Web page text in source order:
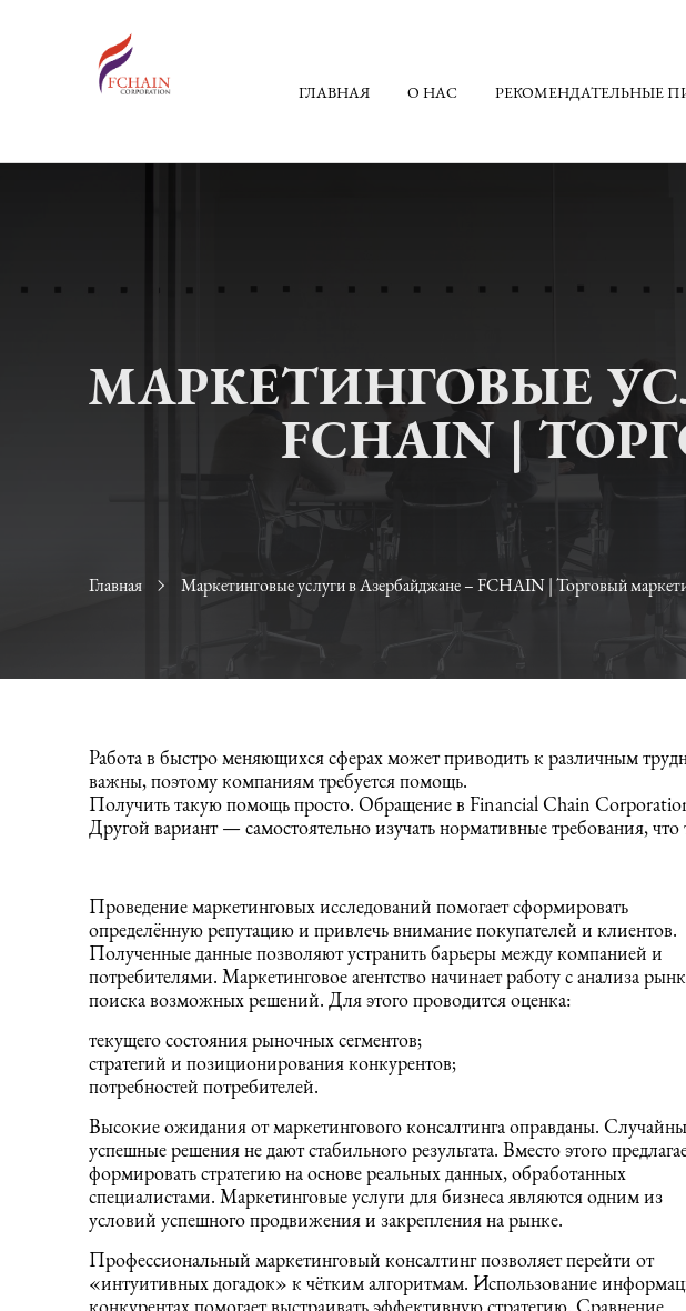
ГЛАВНАЯ О НАС РЕКОМЕНДАТЕЛЬНЫЕ
Главная Маркетинговые услуги в Азербайджане – FCHAIN ​​| Торговый
МАРКЕТИНГОВЫЕ
FCHAIN ​​|
Работа в быстро меняющихся сферах может приводить к различным
важны, поэтому компаниям требуется помощь.
Получить такую помощь просто. Обращение в Financial Chain
Другой вариант — самостоятельно изучать нормативные требования,
Проведение маркетинговых исследований помогает сформировать
определённую репутацию и привлечь внимание покупателей и клиентов.
Полученные данные позволяют устранить барьеры между компанией и
потребителями. Маркетинговое агентство начинает работу с анализа
поиска возможных решений. Для этого проводится оценка:
текущего состояния рыночных сегментов;
стратегий и позиционирования конкурентов;
потребностей потребителей.
Высокие ожидания от маркетингового консалтинга оправданы.
успешные решения не дают стабильного результата. Вместо этого
формировать стратегию на основе реальных данных, обработанных
специалистами. Маркетинговые услуги для бизнеса являются одним из
условий успешного продвижения и закрепления на рынке.
Профессиональный маркетинговый консалтинг позволяет перейти от
«интуитивных догадок» к чётким алгоритмам. Использование